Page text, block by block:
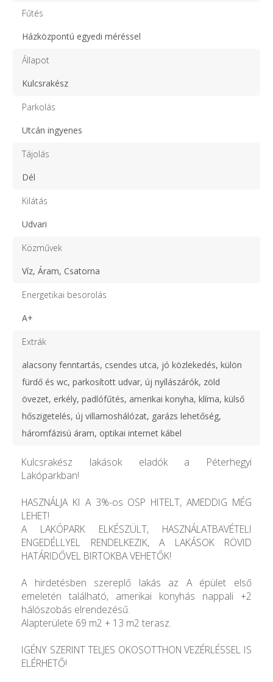
Fűtés
Házközpontú egyedi méréssel
Állapot
Kulcsrakész
Parkolás
Utcán ingyenes
Tájolás
Dél
Kilátás
Udvari
Közművek
Víz, Áram, Csatorna
Energetikai besorolás
A+
Extrák
alacsony fenntartás, csendes utca, jó közlekedés, külön
fürdő és wc, parkosított udvar, új nyílászárók, zöld
övezet, erkély, padlófűtés, amerikai konyha, klíma, külső
hőszigetelés, új villamoshálózat, garázs lehetőség,
háromfázisú áram, optikai internet kábel
Kulcsrakész lakások eladók a Péterhegyi
Lakóparkban!
HASZNÁLJA KI A 3%-os OSP HITELT, AMEDDIG MÉG
LEHET!
A LAKÓPARK ELKÉSZÜLT, HASZNÁLATBAVÉTELI
ENGEDÉLLYEL RENDELKEZIK, A LAKÁSOK RÖVID
HATÁRIDŐVEL BIRTOKBA VEHETŐK!
A hirdetésben szereplő lakás az A épület első
emeletén található, amerikai konyhás nappali +2
hálószobás elrendezésű.
Alapterülete 69 m2 + 13 m2 terasz.
IGÉNY SZERINT TELJES OKOSOTTHON VEZÉRLÉSSEL IS
ELÉRHETŐ!